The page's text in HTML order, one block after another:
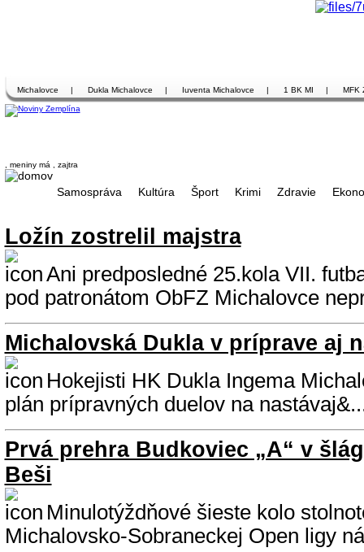
Michalovce | Dukla Michalovce | Iuventa Michalovce | 1 BK MI | MFK
, meniny má , zajtra
Samospráva Kultúra Šport Krimi Zdravie
Ložín zostrelil majstra
Ani predposledné 25.kola VII.
pod patronátom ObFZ Michalovce
Michalovská Dukla v príprave aj
Hokejisti HK Dukla Ingema
plán prípravných duelov na
Prvá prehra Budkoviec „A“ v
Beši
Minulotýždňové šieste kolo
Michalovsko-Sobraneckej Open ligy